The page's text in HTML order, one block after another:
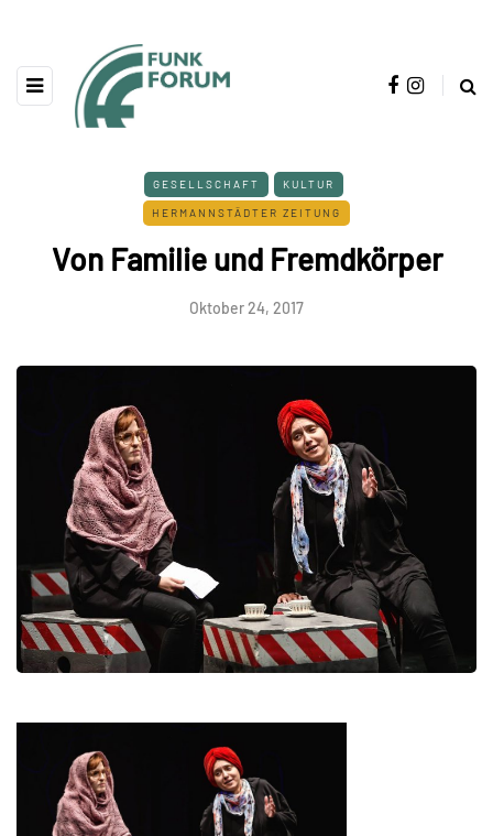
GESELLSCHAFT KULTUR
HERMANNSTÄDTER ZEITUNG
Von Familie und Fremdkörper
Oktober 24, 2017